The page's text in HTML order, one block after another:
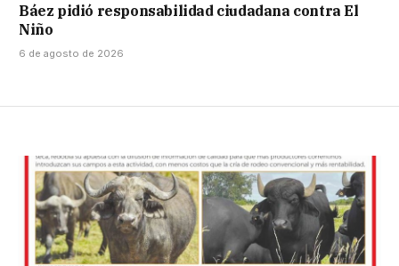
Báez pidió responsabilidad ciudadana contra El
Niño
6 de agosto de 2026